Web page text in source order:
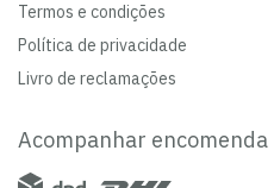
Termos e condições
Política de privacidade
Livro de reclamações
Acompanhar encomenda